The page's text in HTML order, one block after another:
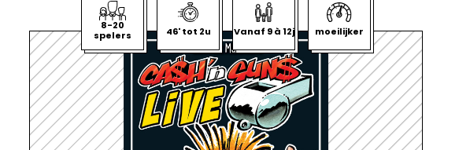
lager
+ 1ste graad secundair
Spel op Maat
Historische informatie over spellen
8-20
spelers
46' tot 2u Vanaf 9 à 12j moeilijker